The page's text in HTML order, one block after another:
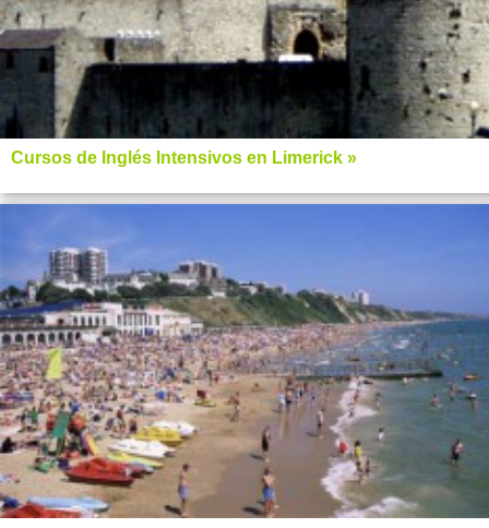
Cursos de Inglés Intensivos en Limerick »